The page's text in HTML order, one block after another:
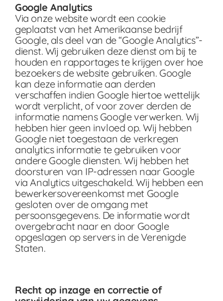
Google Analytics
Via onze website wordt een cookie
geplaatst van het Amerikaanse bedrijf
Google, als deel van de “Google Analytics”-
dienst. Wij gebruiken deze dienst om bij te
houden en rapportages te krijgen over hoe
bezoekers de website gebruiken. Google
kan deze informatie aan derden
verschaffen indien Google hiertoe wettelijk
wordt verplicht, of voor zover derden de
informatie namens Google verwerken. Wij
hebben hier geen invloed op. Wij hebben
Google niet toegestaan de verkregen
analytics informatie te gebruiken voor
andere Google diensten. Wij hebben het
doorsturen van IP-adressen naar Google
via Analytics uitgeschakeld. Wij hebben een
bewerkersovereenkomst met Google
gesloten over de omgang met
persoonsgegevens. De informatie wordt
overgebracht naar en door Google
opgeslagen op servers in de Verenigde
Staten.
Recht op inzage en correctie of